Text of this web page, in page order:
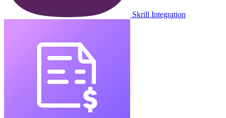
Skrill Integration